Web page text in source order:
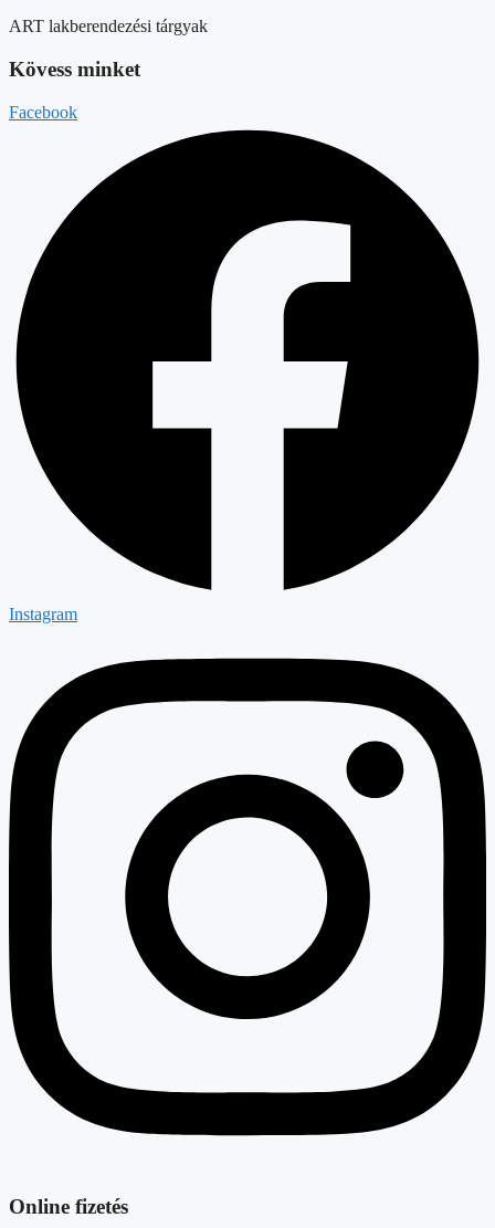
ART lakberendezési tárgyak
Kövess minket
Facebook
Instagram
Online fizetés